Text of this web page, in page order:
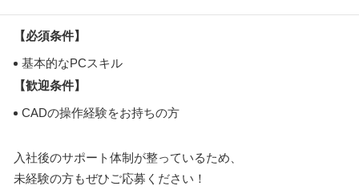
【必須条件】
基本的なPCスキル
【歓迎条件】
CADの操作経験をお持ちの方
入社後のサポート体制が整っているため、
未経験の方もぜひご応募ください！